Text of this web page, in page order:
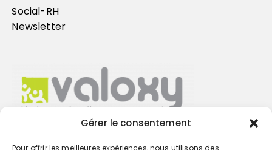
Gérer le consentement
Pour offrir les meilleures expériences, nous utilisons des
Social-RH
Newsletter